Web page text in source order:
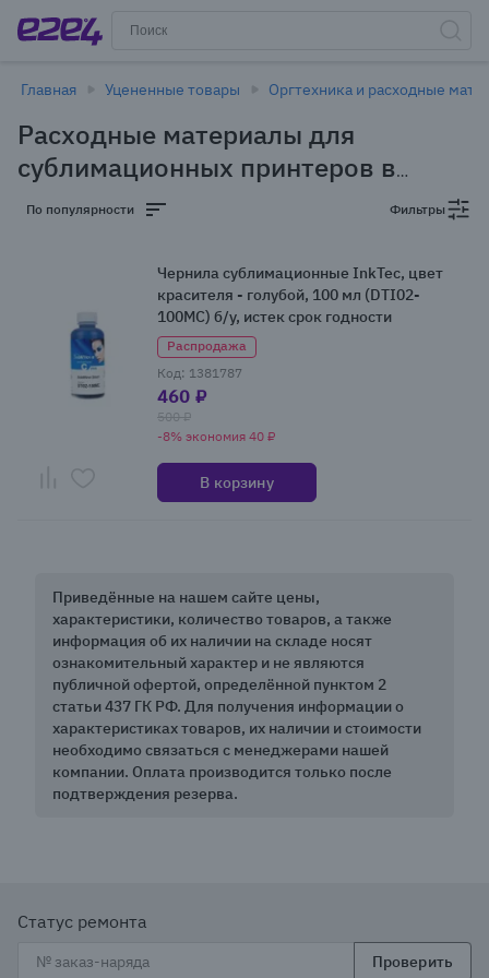
Главная Уцененные товары Оргтехника и расходные
Расходные материалы для
сублимационных принтеров в
Новосибирске - уцененные товары
По популярности Фильтры
Чернила сублимационные InkTec, цвет
красителя - голубой, 100 мл (DTI02-
100MC) б/у, истек срок годности
Распродажа
Код: 1381787
460 ₽
500 ₽
-8% экономия 40 ₽
В корзину
Приведённые на нашем сайте цены,
характеристики, количество товаров, а также
информация об их наличии на складе носят
ознакомительный характер и не являются
публичной офертой, определённой пунктом 2
статьи 437 ГК РФ. Для получения информации о
характеристиках товаров, их наличии и стоимости
необходимо связаться с менеджерами нашей
компании. Оплата производится только после
подтверждения резерва.
Статус ремонта
Проверить